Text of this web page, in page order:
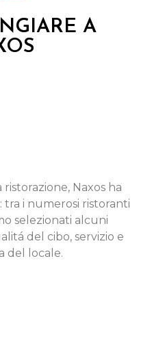
A
Naxos ha
tra i numerosi ristoranti
selezionati alcuni
del cibo, servizio e
del locale.